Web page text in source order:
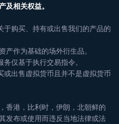
及相关权益。
购买、持有或出售我们的产品的
产作为基础的场外衍生品。
仅基于执行交易指令。
出售虚拟货币且并不是虚拟货币
香港，比利时，伊朗，北朝鲜的
发布或使用而违反当地法律或法